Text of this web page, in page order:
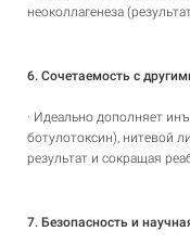
неоколлагенеза
6. Сочетаемость с
· Идеально дополняет
ботулотоксин), нитевой
результат и сокращая
7. Безопасность и